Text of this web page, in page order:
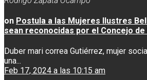
on Postula a las Mujeres Ilustres
sean reconocidas por el Concejo de
Duber mari correa Gutiérrez, mujer
una...
Feb 17, 2024 a las 10:15 am